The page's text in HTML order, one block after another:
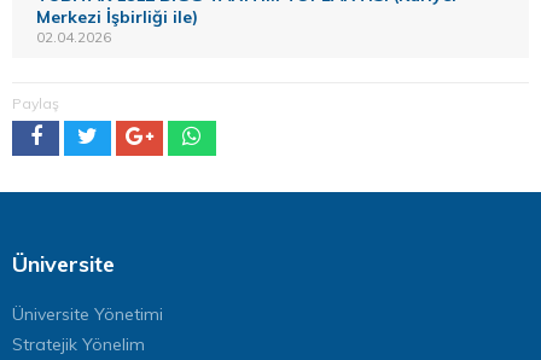
Merkezi İşbirliği ile)
02.04.2026
Paylaş
Üniversite
Üniversite Yönetimi
Stratejik Yönelim